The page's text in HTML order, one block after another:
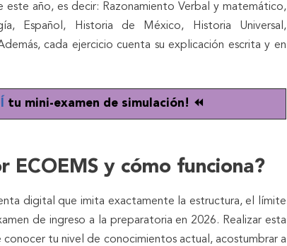
este año, es decir: Razonamiento Verbal y matemático,
Español, Historia de México, Historia Universal,
cada ejercicio cuenta su explicación escrita y en
tu mini-examen de simulación! ⏪
ECOEMS y cómo funciona?
digital que imita exactamente la estructura, el límite
de ingreso a la preparatoria en 2026. Realizar esta
tu nivel de conocimientos actual, acostumbrar a